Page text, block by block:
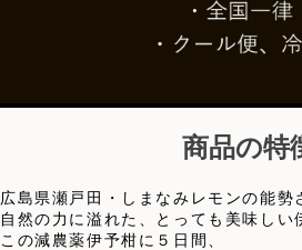
商品の特
広島県瀬戸田・しまなみレモンの能勢
自然の力に溢れた、とっても美味しい
この減農薬伊予柑に５日間、